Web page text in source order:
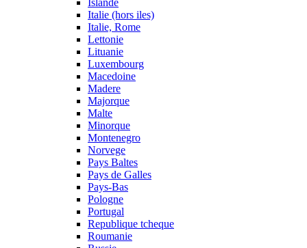
Islande
Italie (hors iles)
Italie, Rome
Lettonie
Lituanie
Luxembourg
Macedoine
Madere
Majorque
Malte
Minorque
Montenegro
Norvege
Pays Baltes
Pays de Galles
Pays-Bas
Pologne
Portugal
Republique tcheque
Roumanie